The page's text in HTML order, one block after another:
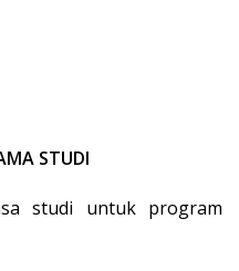
STUDI
studi untuk program